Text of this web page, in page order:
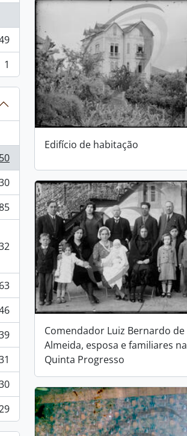
1
63
Edifício de habitação
Comendador Luiz Bernardo de
Almeida, esposa e familiares na
Quinta Progresso